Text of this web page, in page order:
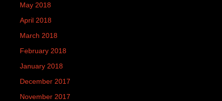
May 2018
April 2018
March 2018
February 2018
January 2018
December 2017
November 2017